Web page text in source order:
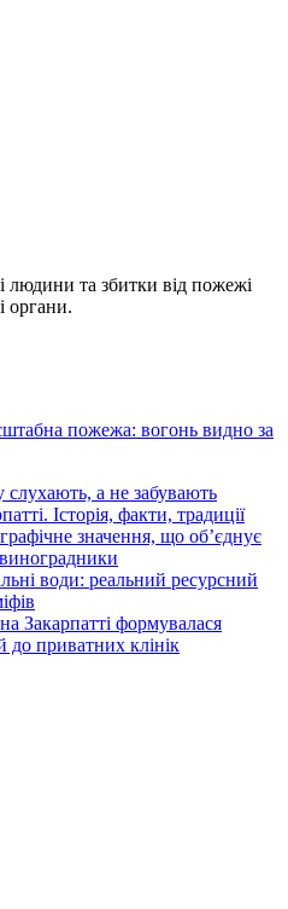
людини та збитки від пожежі
органи.
пожежа: вогонь видно за
слухають, а не забувають
Історія, факти, традиції
значення, що об’єднує
води: реальний ресурсний
Закарпатті формувалася
до приватних клінік